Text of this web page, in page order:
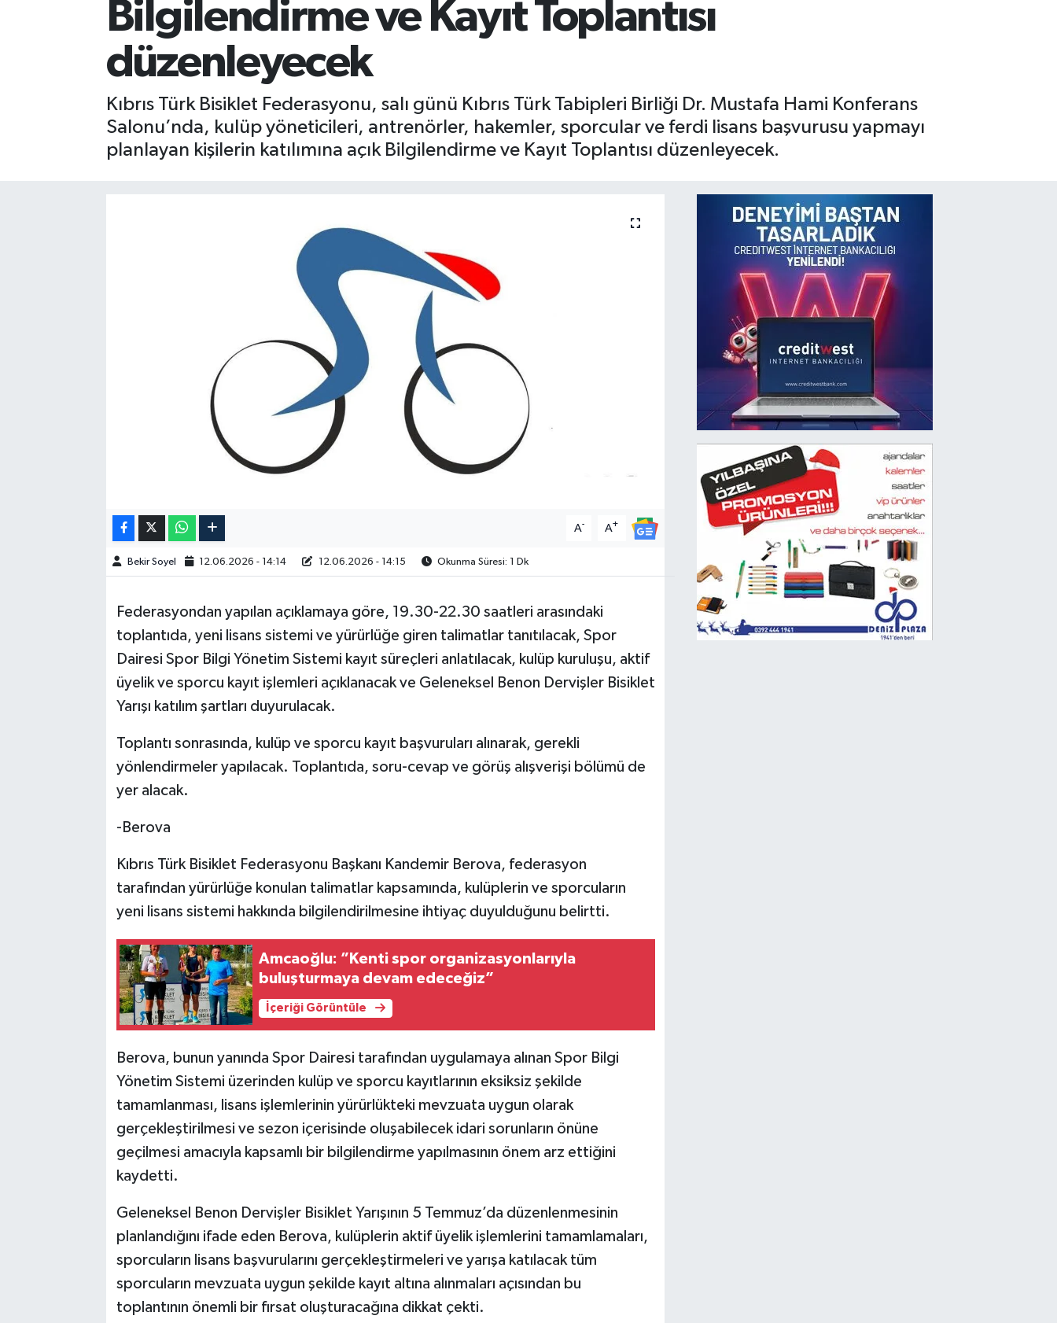
Bilgilendirme ve Kayıt Toplantısı
düzenleyecek
Kıbrıs Türk Bisiklet Federasyonu, salı günü Kıbrıs Türk Tabipleri Birliği Dr. Mustafa Hami Konferans
Salonu’nda, kulüp yöneticileri, antrenörler, hakemler, sporcular ve ferdi lisans başvurusu yapmayı
planlayan kişilerin katılımına açık Bilgilendirme ve Kayıt Toplantısı düzenleyecek.
A- A+
Bekir Soyel 12.06.2026 - 14:14 12.06.2026 - 14:15 Okunma Süresi: 1 Dk
Federasyondan yapılan açıklamaya göre, 19.30-22.30 saatleri arasındaki
toplantıda, yeni lisans sistemi ve yürürlüğe giren talimatlar tanıtılacak, Spor
Dairesi Spor Bilgi Yönetim Sistemi kayıt süreçleri anlatılacak, kulüp kuruluşu, aktif
üyelik ve sporcu kayıt işlemleri açıklanacak ve Geleneksel Benon Dervişler Bisiklet
Yarışı katılım şartları duyurulacak.
Toplantı sonrasında, kulüp ve sporcu kayıt başvuruları alınarak, gerekli
yönlendirmeler yapılacak. Toplantıda, soru-cevap ve görüş alışverişi bölümü de
yer alacak.
-Berova
Kıbrıs Türk Bisiklet Federasyonu Başkanı Kandemir Berova, federasyon
tarafından yürürlüğe konulan talimatlar kapsamında, kulüplerin ve sporcuların
yeni lisans sistemi hakkında bilgilendirilmesine ihtiyaç duyulduğunu belirtti.
Amcaoğlu: ”Kenti spor organizasyonlarıyla
buluşturmaya devam edeceğiz”
İçeriği Görüntüle
Berova, bunun yanında Spor Dairesi tarafından uygulamaya alınan Spor Bilgi
Yönetim Sistemi üzerinden kulüp ve sporcu kayıtlarının eksiksiz şekilde
tamamlanması, lisans işlemlerinin yürürlükteki mevzuata uygun olarak
gerçekleştirilmesi ve sezon içerisinde oluşabilecek idari sorunların önüne
geçilmesi amacıyla kapsamlı bir bilgilendirme yapılmasının önem arz ettiğini
kaydetti.
Geleneksel Benon Dervişler Bisiklet Yarışının 5 Temmuz’da düzenlenmesinin
planlandığını ifade eden Berova, kulüplerin aktif üyelik işlemlerini tamamlamaları,
sporcuların lisans başvurularını gerçekleştirmeleri ve yarışa katılacak tüm
sporcuların mevzuata uygun şekilde kayıt altına alınmaları açısından bu
toplantının önemli bir fırsat oluşturacağına dikkat çekti.